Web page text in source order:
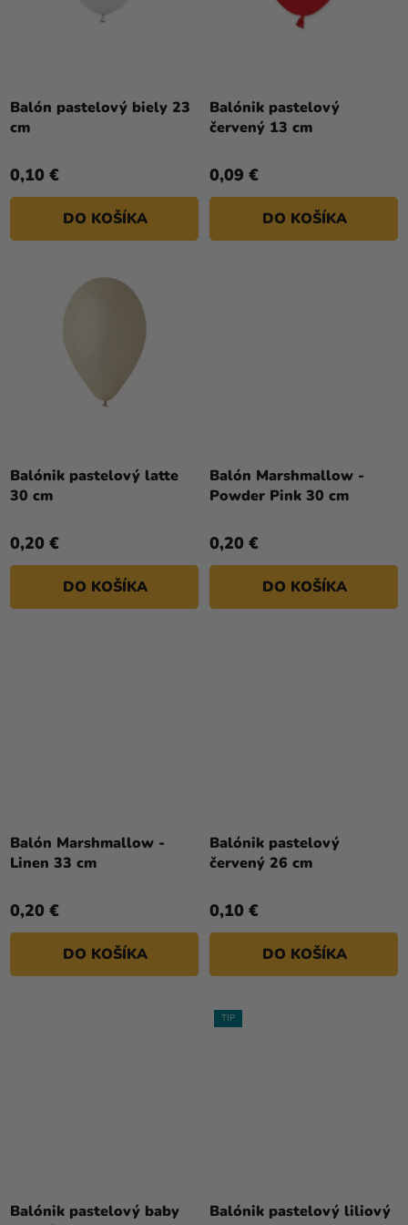
T
O
Balón pastelový biely 23
cm
0,10 €
DO KOŠÍKA
Balónik pastelový
červený 13 cm
0,09 €
DO KOŠÍKA
Balónik pastelový latte
30 cm
0,20 €
DO KOŠÍKA
Balón Marshmallow -
Powder Pink 30 cm
0,20 €
DO KOŠÍKA
Balón Marshmallow -
Linen 33 cm
0,20 €
DO KOŠÍKA
Balónik pastelový
červený 26 cm
0,10 €
DO KOŠÍKA
Balónik pastelový baby
TIP
Balónik pastelový liliový